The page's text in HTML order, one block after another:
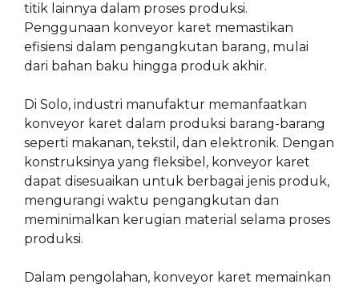
titik lainnya dalam proses produksi.
Penggunaan konveyor karet memastikan
efisiensi dalam pengangkutan barang, mulai
dari bahan baku hingga produk akhir.
Di Solo, industri manufaktur memanfaatkan
konveyor karet dalam produksi barang-barang
seperti makanan, tekstil, dan elektronik. Dengan
konstruksinya yang fleksibel, konveyor karet
dapat disesuaikan untuk berbagai jenis produk,
mengurangi waktu pengangkutan dan
meminimalkan kerugian material selama proses
produksi.
Dalam pengolahan, konveyor karet memainkan